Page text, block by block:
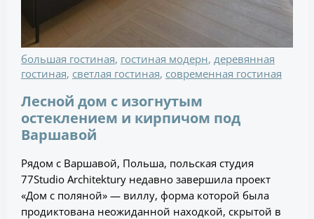
большая гостиная, гостиная модерн, деревянная
гостиная, светлая гостиная, современная гостиная
Лесной дом с изогнутым
остеклением и кирпичом под
Варшавой
Рядом с Варшавой, Польша, польская студия
77Studio Architektury недавно завершила проект
«Дом с поляной» — виллу, форма которой была
продиктована неожиданной находкой, скрытой в